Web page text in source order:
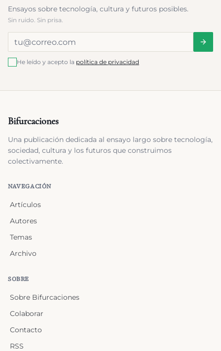
Ensayos sobre tecnología, cultura y futuros posibles.
Sin ruido. Sin prisa.
He leído y acepto la política de privacidad
Bifurcaciones
Una publicación dedicada al ensayo largo sobre tecnología,
sociedad, cultura y los futuros que construimos
colectivamente.
NAVEGACIÓN
Artículos
Autores
Temas
Archivo
SOBRE
Sobre Bifurcaciones
Colaborar
Contacto
RSS